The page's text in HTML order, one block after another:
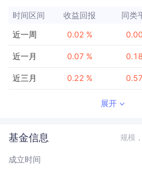
时间区间 收益回报 同类
近一周 0.02 % 0.00
近一月 0.07 % 0.18
近三月 0.22 % 0.57
近三年 0.00
近五年
展开
基金信息 规模
成立时间